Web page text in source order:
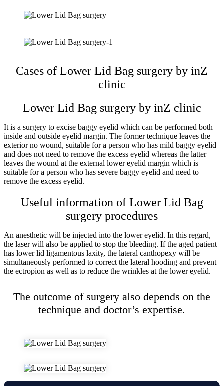
Cases of Lower Lid Bag surgery by inZ
clinic
Lower Lid Bag surgery by inZ clinic
It is a surgery to excise baggy eyelid which can be performed both
inside and outside eyelid margin. The former technique leaves the
exterior no wound, suitable for a person who has mild baggy eyelid
and does not need to remove the excess eyelid whereas the latter
leaves the wound at the external lower eyelid margin which is
suitable for a person who has severe baggy eyelid and need to
remove the excess eyelid.
Useful information of Lower Lid Bag
surgery procedures
An anesthetic will be injected into the lower eyelid. In this regard,
the laser will also be applied to stop the bleeding. If the aged patient
has lower lid ligamentous laxity, the lateral canthopexy will be
simultaneously performed to correct the lateral hooding and prevent
the ectropion as well as to reduce the wrinkles at the lower eyelid.
The outcome of surgery also depends on the
technique and doctor’s expertise.